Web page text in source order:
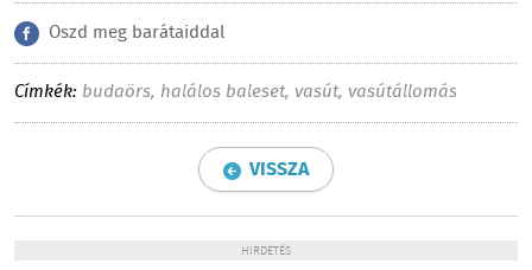
Oszd meg barátaiddal
Címkék: budaörs, halálos baleset, vasút, vasútállomás
VISSZA
HIRDETÉS